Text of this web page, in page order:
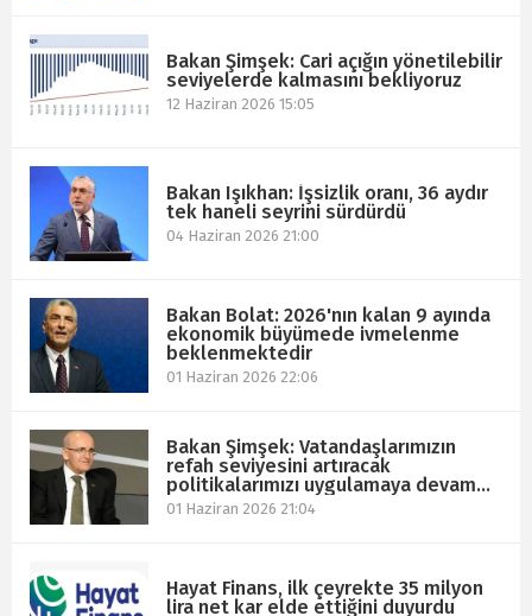
Bakan Şimşek: Cari açığın yönetilebilir
seviyelerde kalmasını bekliyoruz
12 Haziran 2026 15:05
Bakan Işıkhan: İşsizlik oranı, 36 aydır
tek haneli seyrini sürdürdü
04 Haziran 2026 21:00
Bakan Bolat: 2026'nın kalan 9 ayında
ekonomik büyümede ivmelenme
beklenmektedir
01 Haziran 2026 22:06
Bakan Şimşek: Vatandaşlarımızın
refah seviyesini artıracak
politikalarımızı uygulamaya devam
edeceğiz
01 Haziran 2026 21:04
Hayat Finans, ilk çeyrekte 35 milyon
lira net kar elde ettiğini duyurdu